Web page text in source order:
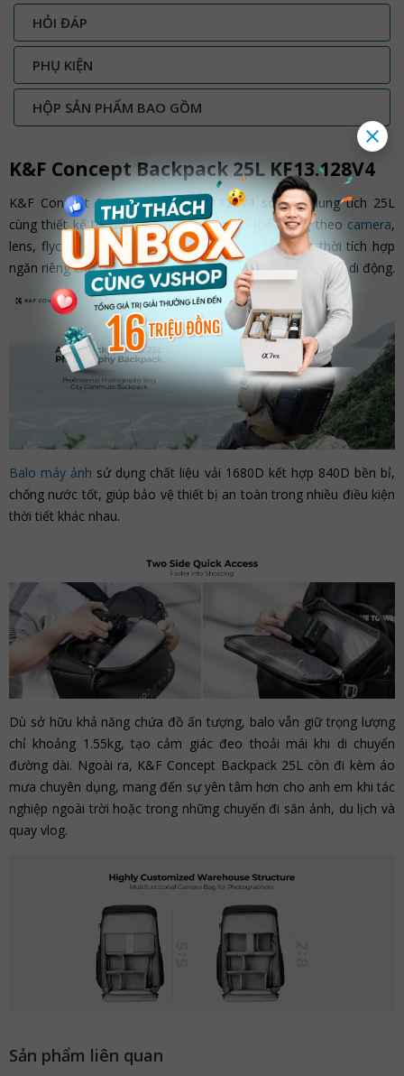
HỎI ĐÁP
PHỤ KIỆN
HỘP SẢN PHẨM BAO GỒM
K&F Concept Backpack 25L KF13.128V4
K&F Concept Backpack 25L KF13.128V4 sở hữu dung tích 25L
cùng thiết kế tối ưu không gian, balo có thể mang theo camera,
lens, flycam và phụ kiện một cách ngăn nắp, đồng thời tích hợp
ngăn riêng cho laptop 15.6 inch cực kỳ tiện lợi khi làm việc di động.
Balo máy ảnh sử dụng chất liệu vải 1680D kết hợp 840D bền bỉ,
chống nước tốt, giúp bảo vệ thiết bị an toàn trong nhiều điều kiện
thời tiết khác nhau.
Dù sở hữu khả năng chứa đồ ấn tượng, balo vẫn giữ trọng lượng
chỉ khoảng 1.55kg, tạo cảm giác đeo thoải mái khi di chuyển
đường dài. Ngoài ra, K&F Concept Backpack 25L còn đi kèm áo
mưa chuyên dụng, mang đến sự yên tâm hơn cho anh em khi tác
nghiệp ngoài trời hoặc trong những chuyến đi săn ảnh, du lịch và
quay vlog.
Sản phẩm liên quan